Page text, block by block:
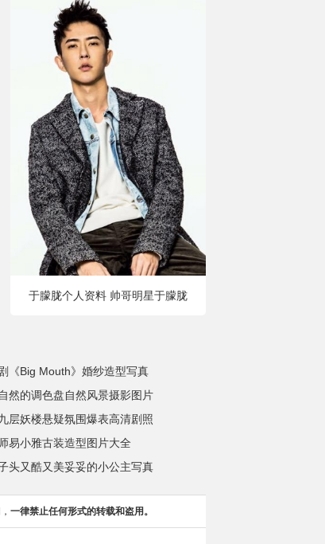
于朦胧个人资料 帅哥明星于朦胧
《Big Mouth》婚纱造型写真
然的调色盘自然风景摄影图片
层妖楼悬疑氛围爆表高清剧照
易小雅古装造型图片大全
头又酷又美妥妥的小公主写真
一律禁止任何形式的转载和盗用。